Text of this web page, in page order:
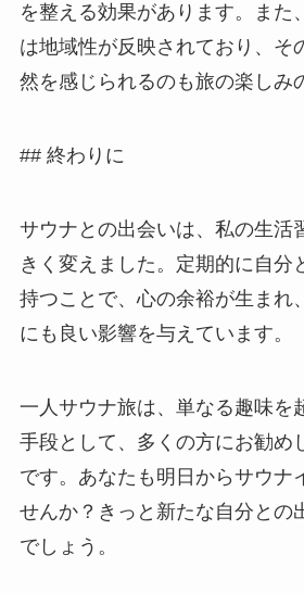
を整える効果があります。また
は地域性が反映されており、そ
然を感じられるのも旅の楽しみ
## 終わりに
サウナとの出会いは、私の生活
きく変えました。定期的に自分
持つことで、心の余裕が生まれ
にも良い影響を与えています。
一人サウナ旅は、単なる趣味を
手段として、多くの方にお勧め
です。あなたも明日からサウナ
せんか？きっと新たな自分との
でしょう。